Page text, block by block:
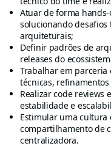
Atuar de forma
solucionando desafios
arquiteturais;
Definir padrões de
releases do
Trabalhar em parceria
técnicas,
Realizar code reviews
estabilidade e
Estimular uma cultura
compartilhamento de
centralizadora.